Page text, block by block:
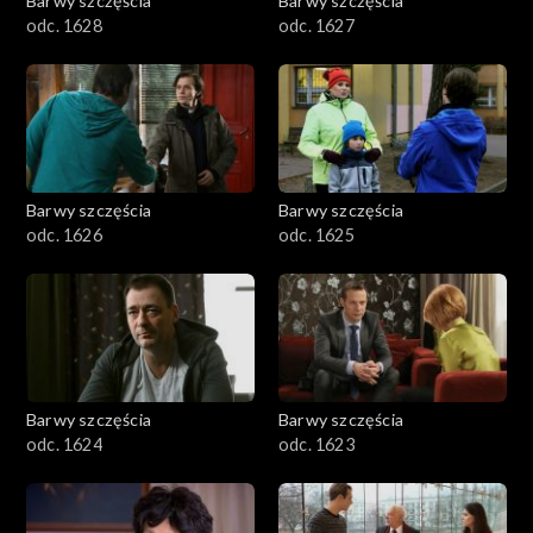
odc. 1628
odc. 1627
Barwy szczęścia
odc. 1626
Barwy szczęścia
odc. 1625
Barwy szczęścia
odc. 1624
Barwy szczęścia
odc. 1623